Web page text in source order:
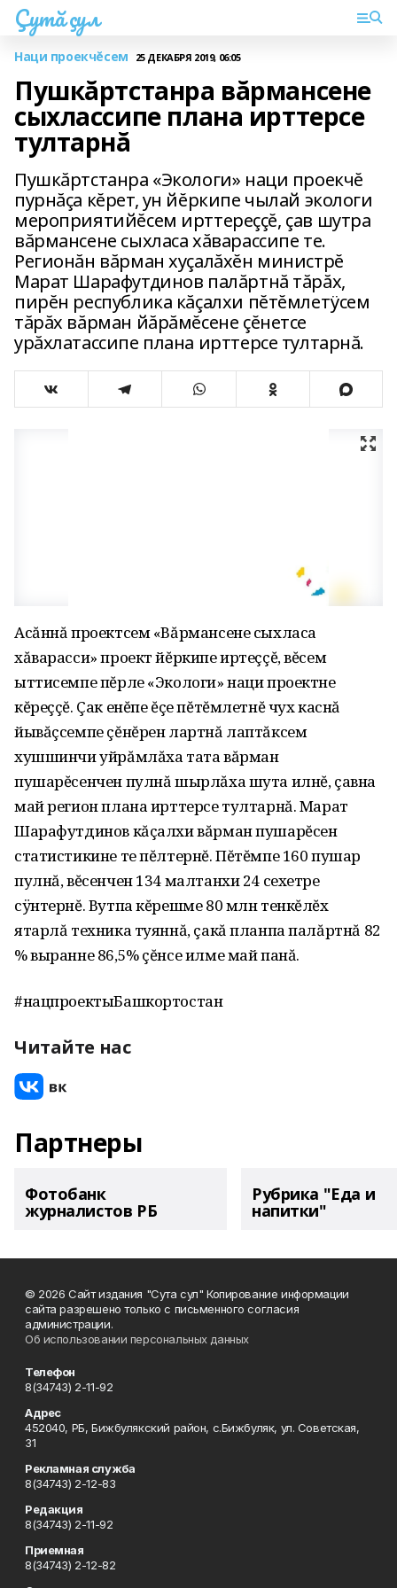
Çутă çул
Наци проекчĕсем 25 ДЕКАБРЯ 2019, 06:05
Пушкăртстанра вăрмансене
сыхлассипе плана ирттерсе
тултарнă
Пушкăртстанра «Экологи» наци проекчĕ
пурнăçа кĕрет, ун йĕркипе чылай экологи
мероприятийĕсем ирттереççĕ, çав шутра
вăрмансене сыхласа хăварассипе те.
Регионăн вăрман хуçалăхĕн министрĕ
Марат Шарафутдинов палăртнă тăрăх,
пирĕн республика кăçалхи пĕтĕмлетÿсем
тăрăх вăрман йăрăмĕсене çĕнетсе
урăхлатассипе плана ирттерсе тултарнă.
Асăннă проектсем «Вăрмансене сыхласа
хăварасси» проект йĕркипе иртеççĕ, вĕсем
ыттисемпе пĕрле «Экологи» наци проектне
кĕреççĕ. Çак енĕпе ĕçе пĕтĕмлетнĕ чух каснă
йывăçсемпе çĕнĕрен лартнă лаптăксем
хушшинчи уйрăмлăха тата вăрман
пушарĕсенчен пулнă шырлăха шута илнĕ, çавна
май регион плана ирттерсе тултарнă. Марат
Шарафутдинов кăçалхи вăрман пушарĕсен
статистикине те пĕлтернĕ. Пĕтĕмпе 160 пушар
пулнă, вĕсенчен 134 малтанхи 24 сехетре
сÿнтернĕ. Вутпа кĕрешме 80 млн тенкĕлĕх
ятарлă техника туяннă, çакă планпа палăртнă 82
% выранне 86,5% çĕнсе илме май панă.
#нацпроектыБашкортостан
Читайте нас
Партнеры
Фотобанк
журналистов РБ
Рубрика "Еда и
напитки"
© 2026 Сайт издания "Сута сул" Копирование информации
сайта разрешено только с письменного согласия
администрации.
Об использовании персональных данных
Телефон
8(34743) 2-11-92
Адрес
452040, РБ, Бижбулякский район, с.Бижбуляк, ул. Советская,
31
Рекламная служба
8(34743) 2-12-83
Редакция
8(34743) 2-11-92
Приемная
8(34743) 2-12-82